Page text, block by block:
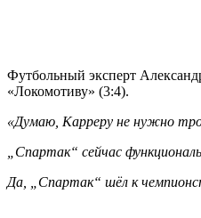
Футбольный эксперт
«Локомотиву» (3:4).
«Думаю, Карреру не нужно
„Спартак“ сейчас
Да, „Спартак“ шёл к